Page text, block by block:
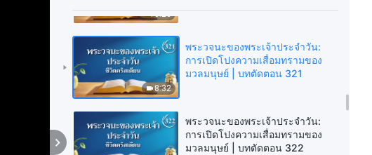
10:26
8:32
พระวจนะของพระเจ้าประจำวัน:
การเปิดโปงความเสื่อมทรามของ
มวลมนุษย์ | บทตัดตอน 321
พระวจนะของพระเจ้าประจำวัน:
การเปิดโปงความเสื่อมทรามของ
มวลมนุษย์ | บทตัดตอน 322